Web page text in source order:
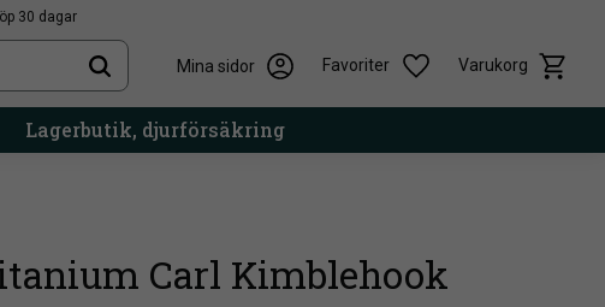
30 dagar
Mina sidor Favoriter Varukorg
Önskelista
Lagerbutik, djurförsäkring
Carl Kimblehook